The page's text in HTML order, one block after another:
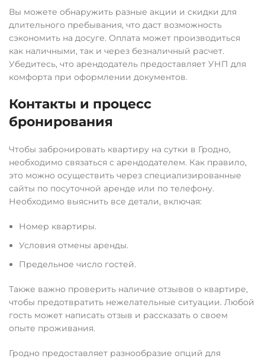
Вы можете обнаружить разные акции и скидки для
длительного пребывания, что даст возможность
сэкономить на досуге. Оплата может производиться
как наличными, так и через безналичный расчет.
Убедитесь, что арендодатель предоставляет УНП для
комфорта при оформлении документов.
Контакты и процесс
бронирования
Чтобы забронировать квартиру на сутки в Гродно,
необходимо связаться с арендодателем. Как правило,
это можно осуществить через специализированные
сайты по посуточной аренде или по телефону.
Необходимо выяснить все детали, включая:
Номер квартиры.
Условия отмены аренды.
Предельное число гостей.
Также важно проверить наличие отзывов о квартире,
чтобы предотвратить нежелательные ситуации. Любой
гость может написать отзыв и рассказать о своем
опыте проживания.
Гродно предоставляет разнообразие опций для